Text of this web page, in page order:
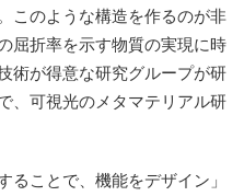
このような構造を作るのが非
屈折率を示す物質の実現に時
術が得意な研究グループが研
、可視光のメタマテリアル研
ことで、機能をデザイン」